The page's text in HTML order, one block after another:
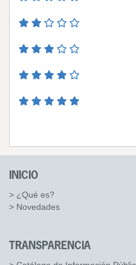
INICIO
> ¿Qué es?
> Novedades
TRANSPARENCIA